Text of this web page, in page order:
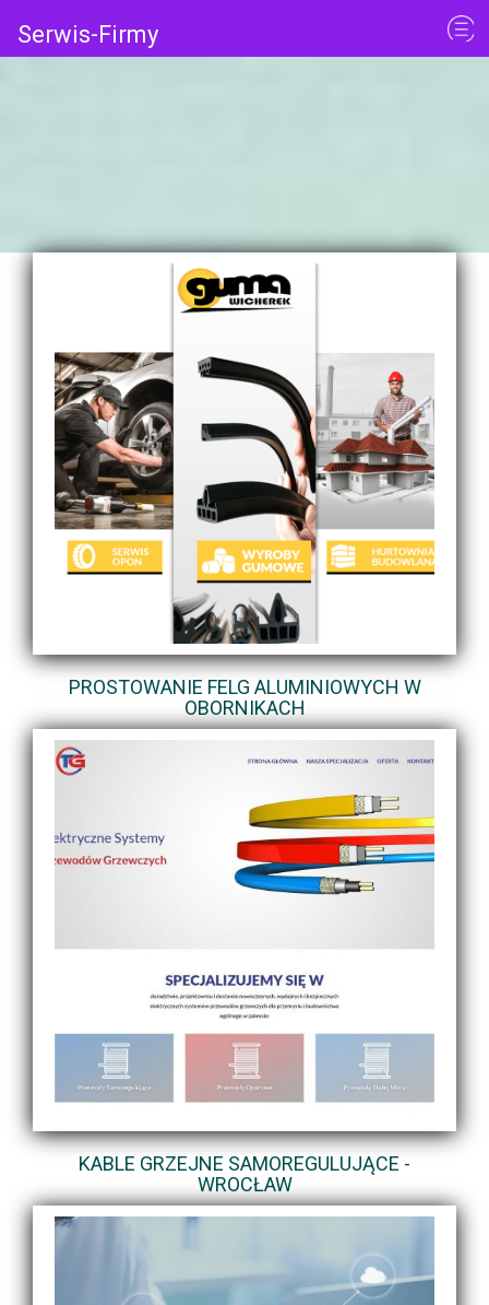
Serwis-Firmy
PROSTOWANIE FELG ALUMINIOWYCH W
OBORNIKACH
KABLE GRZEJNE SAMOREGULUJĄCE -
WROCŁAW